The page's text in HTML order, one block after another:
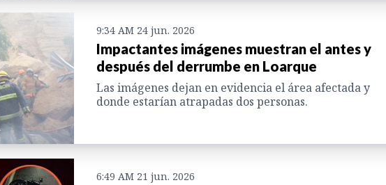
9:34 AM 24 jun. 2026
Impactantes imágenes muestran el antes y
después del derrumbe en Loarque
Las imágenes dejan en evidencia el área afectada y
donde estarían atrapadas dos personas.
6:49 AM 21 jun. 2026